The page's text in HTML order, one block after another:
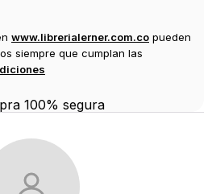
www.librerialerner.com.co pueden
siempre que cumplan las